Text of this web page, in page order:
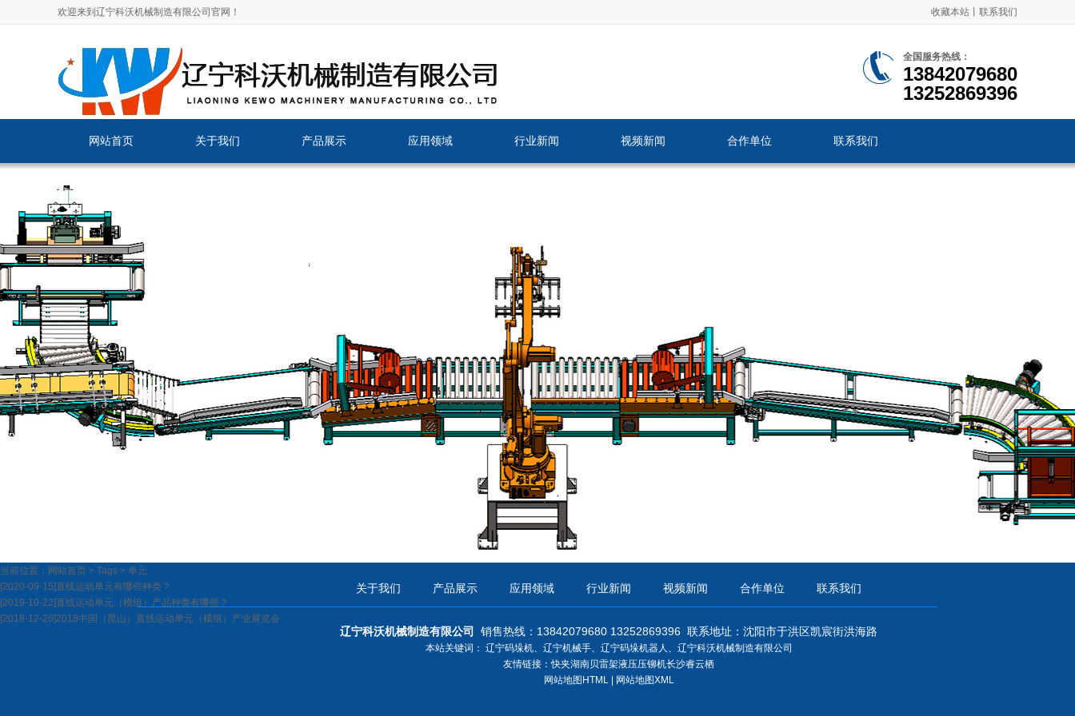
收藏本站 联系我们
欢迎来到辽宁科沃机械制造有限公司官网！
全国服务热线：
13842079680
13252869396
网站首页 关于我们 产品展示 应用领域 行业新闻 视频新闻 合作单位 联系我们
当前位置： 网站首页 > Tags > 单元
[2020-09-15]直线运动单元有哪些种类？
[2019-10-22]直线运动单元（模组）产品种类有哪些？
[2018-12-26]2018中国（昆山）直线运动单元（模组）产业展览会
关于我们 产品展示 应用领域 行业新闻 视频新闻 合作单位 联系我们
辽宁科沃机械制造有限公司 销售热线：13842079680 13252869396 联系地址： 沈阳市于洪区凯宸街洪海路
本站关键词： 辽宁码垛机、 辽宁机械手、 辽宁码垛机器人 、 辽宁科沃机械制造有限公司
友情链接：快夹湖南贝雷架液压压铆机长沙睿云栖
网站地图HTML| 网站地图XML